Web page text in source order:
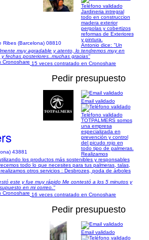
Ribes (Barcelona) 08810
Teléfono validado
Jardineria intregral
todo en construccion
madera exterior
pergolas y cobertizos
reformas de Exteriores
y pintura.
Antonio dice: "Un
muy agradable y atento, lo tendremos muy en
fechas posteriores..muchas gracias"
15 veces contratado en Cronoshare
Pedir presupuesto
43881
Email validado
Teléfono validado
TOTPALMERS somos
una empresa
especializada en
prevención y control
del picudo rojo en
todo tipo de palmeras.
Realizamos
los productos más sostenibles y responsables
todo lo que necesites para tus palmeras, talas,
otros servicios : Desbrozes, poda de árboles
este y fue muy rápido Me contestó a los 5 minutos y
en mi correo."
16 veces contratado en Cronoshare
Pedir presupuesto
Email validado